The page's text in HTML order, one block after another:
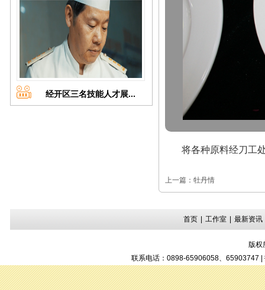
经开区三名技能人才展...
将各种原料经刀工
上一篇： 牡丹情
首页 工作室 最新资讯
版权
联系电话：0898-65906058、65903747